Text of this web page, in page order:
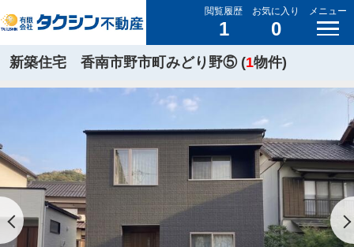
閲覧履歴
1
お気に入り
0
メニュー
新築住宅 香南市野市町みどり野⑤ (1物件)